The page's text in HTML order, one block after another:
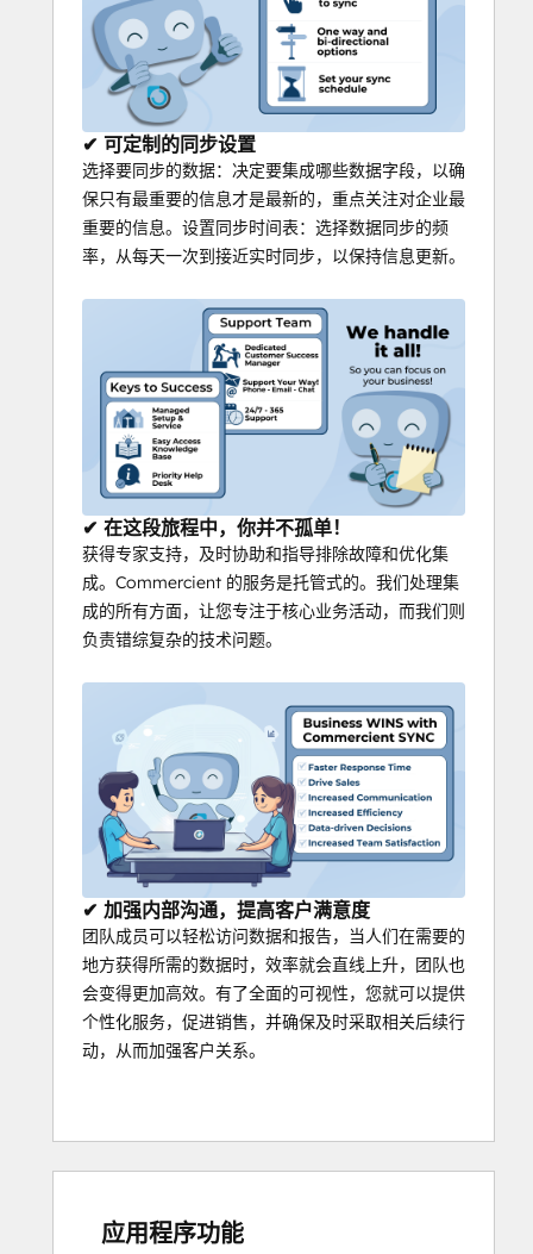
✔ 可定制的同步设置
选择要同步的数据：决定要集成哪些数据字段，以确
保只有最重要的信息才是最新的，重点关注对企业最
重要的信息。设置同步时间表：选择数据同步的频
率，从每天一次到接近实时同步，以保持信息更新。
✔ 在这段旅程中，你并不孤单！
获得专家支持，及时协助和指导排除故障和优化集
成。Commercient 的服务是托管式的。我们处理集
成的所有方面，让您专注于核心业务活动，而我们则
负责错综复杂的技术问题。
✔ 加强内部沟通，提高客户满意度
团队成员可以轻松访问数据和报告，当人们在需要的
地方获得所需的数据时，效率就会直线上升，团队也
会变得更加高效。有了全面的可视性，您就可以提供
个性化服务，促进销售，并确保及时采取相关后续行
动，从而加强客户关系。
应用程序功能